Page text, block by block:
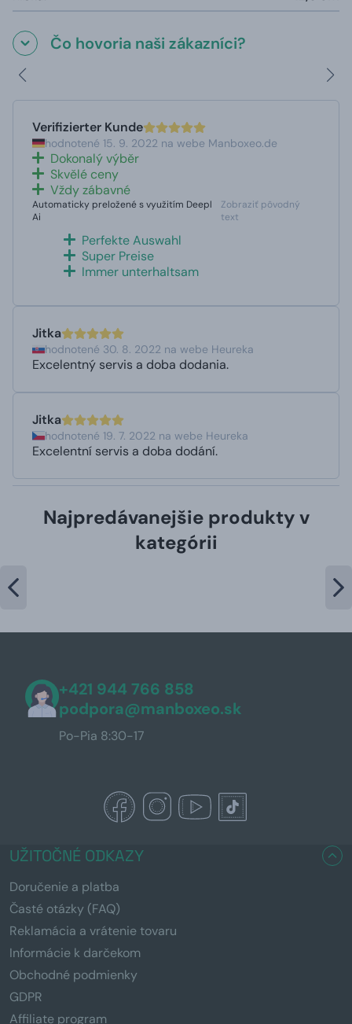
Čo hovoria naši zákazníci?
Verifizierter Kunde
hodnotené 15. 9. 2022 na webe Manboxeo.de
Dokonalý výběr
Skvělé ceny
Vždy zábavné
Automaticky preložené s využitím Deepl
Ai
Zobraziť pôvodný
text
Perfekte Auswahl
Super Preise
Immer unterhaltsam
Jitka
hodnotené 30. 8. 2022 na webe Heureka
Excelentný servis a doba dodania.
Jitka
hodnotené 19. 7. 2022 na webe Heureka
Excelentní servis a doba dodání.
Najpredávanejšie produkty v
kategórii
+421 944 766 858
podpora@manboxeo.sk
Po-Pia 8:30-17
UŽITOČNÉ ODKAZY
Doručenie a platba
Časté otázky (FAQ)
Reklamácia a vrátenie tovaru
Informácie k darčekom
Obchodné podmienky
GDPR
Affiliate program